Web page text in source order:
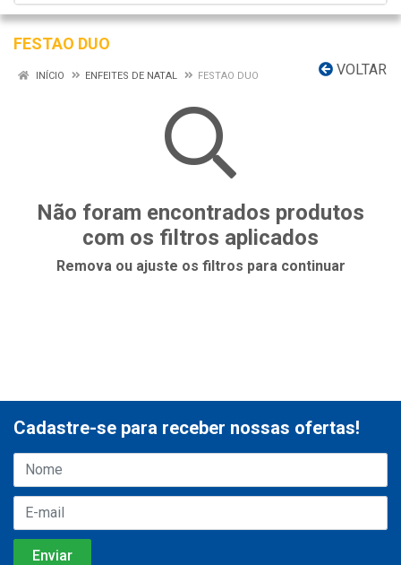
FESTAO DUO
VOLTAR
INÍCIO ENFEITES DE NATAL FESTAO DUO
Não foram encontrados produtos
com os filtros aplicados
Remova ou ajuste os filtros para continuar
Cadastre-se para receber nossas ofertas!